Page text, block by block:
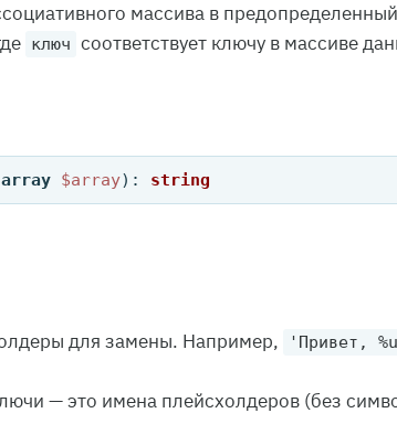
массива в
ключ соответствует ключу в массиве
array $array): string
для замены. Например, 'Привет,
— это имена плейсхолдеров (без